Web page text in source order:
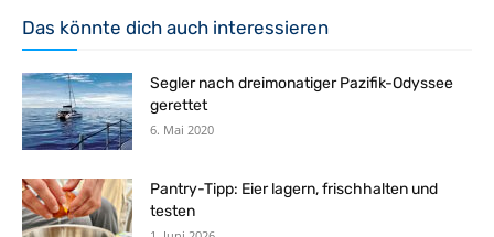
Das könnte dich auch interessieren
Segler nach dreimonatiger Pazifik-Odyssee
gerettet
6. Mai 2020
Pantry-Tipp: Eier lagern, frischhalten und
testen